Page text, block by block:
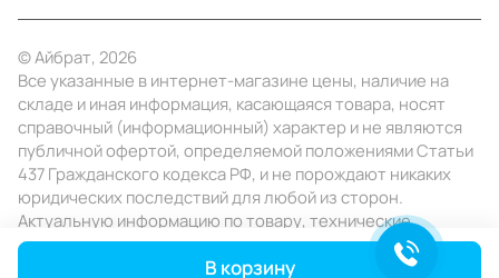
В корзину
© Айбрат, 2026
Все указанные в интернет-магазине цены, наличие на
складе и иная информация, касающаяся товара, носят
справочный (информационный) характер и не являются
публичной офертой, определяемой положениями Статьи
437 Гражданского кодекса РФ, и не порождают никаких
юридических последствий для любой из сторон.
Актуальную информацию по товару, технические
характеристики уточняйте в отделе продаж в день